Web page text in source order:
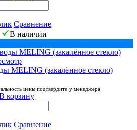
Сравнение
В наличии
MELING (закалённое стекло)
цены подтвердите у менеджера
корзину
Сравнение